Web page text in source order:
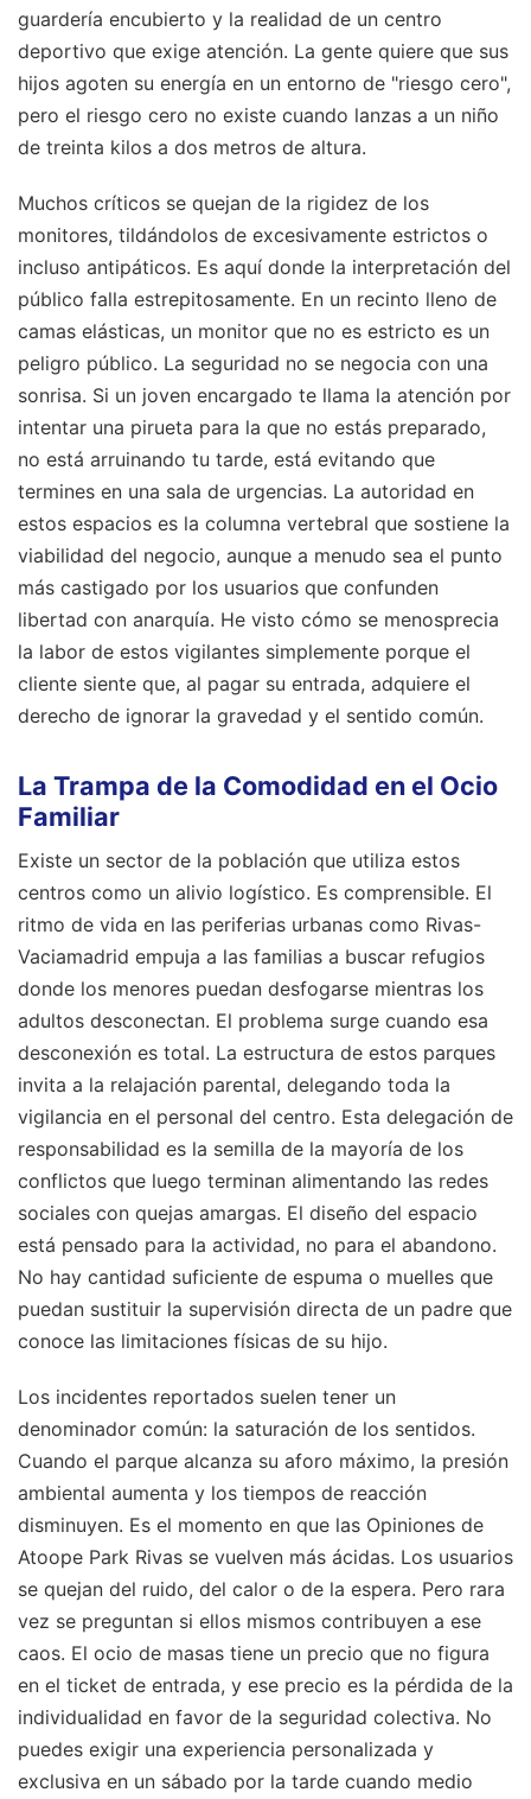
guardería encubierto y la realidad de un centro
deportivo que exige atención. La gente quiere que sus
hijos agoten su energía en un entorno de "riesgo cero",
pero el riesgo cero no existe cuando lanzas a un niño
de treinta kilos a dos metros de altura.
Muchos críticos se quejan de la rigidez de los
monitores, tildándolos de excesivamente estrictos o
incluso antipáticos. Es aquí donde la interpretación del
público falla estrepitosamente. En un recinto lleno de
camas elásticas, un monitor que no es estricto es un
peligro público. La seguridad no se negocia con una
sonrisa. Si un joven encargado te llama la atención por
intentar una pirueta para la que no estás preparado,
no está arruinando tu tarde, está evitando que
termines en una sala de urgencias. La autoridad en
estos espacios es la columna vertebral que sostiene la
viabilidad del negocio, aunque a menudo sea el punto
más castigado por los usuarios que confunden
libertad con anarquía. He visto cómo se menosprecia
la labor de estos vigilantes simplemente porque el
cliente siente que, al pagar su entrada, adquiere el
derecho de ignorar la gravedad y el sentido común.
La Trampa de la Comodidad en el Ocio
Familiar
Existe un sector de la población que utiliza estos
centros como un alivio logístico. Es comprensible. El
ritmo de vida en las periferias urbanas como Rivas-
Vaciamadrid empuja a las familias a buscar refugios
donde los menores puedan desfogarse mientras los
adultos desconectan. El problema surge cuando esa
desconexión es total. La estructura de estos parques
invita a la relajación parental, delegando toda la
vigilancia en el personal del centro. Esta delegación de
responsabilidad es la semilla de la mayoría de los
conflictos que luego terminan alimentando las redes
sociales con quejas amargas. El diseño del espacio
está pensado para la actividad, no para el abandono.
No hay cantidad suficiente de espuma o muelles que
puedan sustituir la supervisión directa de un padre que
conoce las limitaciones físicas de su hijo.
Los incidentes reportados suelen tener un
denominador común: la saturación de los sentidos.
Cuando el parque alcanza su aforo máximo, la presión
ambiental aumenta y los tiempos de reacción
disminuyen. Es el momento en que las Opiniones de
Atoope Park Rivas se vuelven más ácidas. Los usuarios
se quejan del ruido, del calor o de la espera. Pero rara
vez se preguntan si ellos mismos contribuyen a ese
caos. El ocio de masas tiene un precio que no figura
en el ticket de entrada, y ese precio es la pérdida de la
individualidad en favor de la seguridad colectiva. No
puedes exigir una experiencia personalizada y
exclusiva en un sábado por la tarde cuando medio